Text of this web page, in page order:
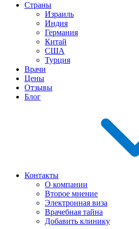
Страны
Израиль
Индия
Германия
Китай
США
Турция
Врачи
Цены
Отзывы
Блог
Контакты
О компании
Второе мнение
Электронная виза
Врачебная тайна
Добавить клинику